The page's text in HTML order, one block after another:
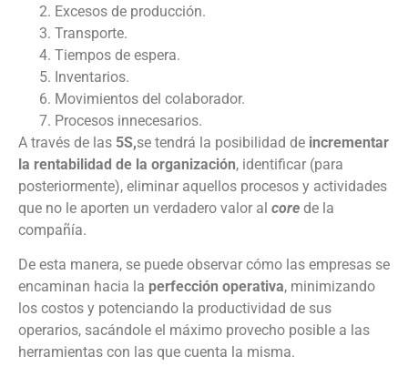
Excesos de producción.
Transporte.
Tiempos de espera.
Inventarios.
Movimientos del colaborador.
Procesos innecesarios.
A través de las 5S,se tendrá la posibilidad de incrementar
la rentabilidad de la organización, identificar (para
posteriormente), eliminar aquellos procesos y actividades
que no le aporten un verdadero valor al core de la
compañía.
De esta manera, se puede observar cómo las empresas se
encaminan hacia la perfección operativa, minimizando
los costos y potenciando la productividad de sus
operarios, sacándole el máximo provecho posible a las
herramientas con las que cuenta la misma.